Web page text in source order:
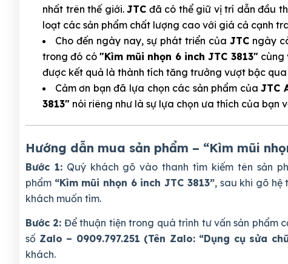
nhất trên thế giới. JTC đã có thể giữ vị trí dẫn đầu
loạt các sản phẩm chất lượng cao với giá cả cạnh
Cho đến ngày nay, sự phát triển của JTCngày
trong đó có "Kìm mũi nhọn 6 inch JTC 3813"cùng
được kết quả là thành tích tăng trưởng vượt bậc qua
Cảm ơn bạn đã lựa chọn các sản phẩm củaJTC
3813" nói riêng như là sự lựa chọn ưa thích của bạn
Hướng dẫn mua sản phẩm – “Kìm mũi
Bước 1:Quý khách gõ vào thanh tìm kiếm tên sản
phẩm “Kìm mũi nhọn 6 inch JTC 3813”, sau khi gõ hệ
khách muốn tìm.
Bước 2: Để thuận tiện trong quá trình tư vấn sản phẩm
số Zalo – 0909.797.251 (Tên Zalo: “Dụng cụ sửa
khách.